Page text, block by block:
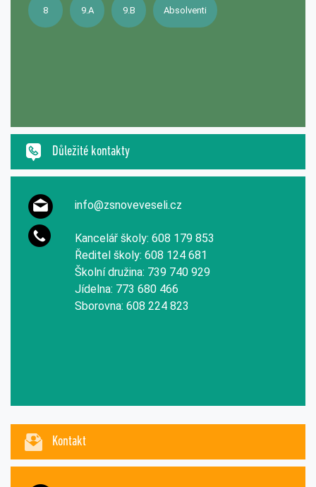
8 9.A 9.B Absolventi
Důležité kontakty
info@zsnoveveseli.cz
Kancelář školy: 608 179 853
Ředitel školy: 608 124 681
Školní družina: 739 740 929
Jídelna: 773 680 466
Sborovna: 608 224 823
Kontakt